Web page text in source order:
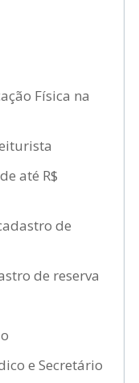
Física na
até R$
de
de reserva
e Secretário